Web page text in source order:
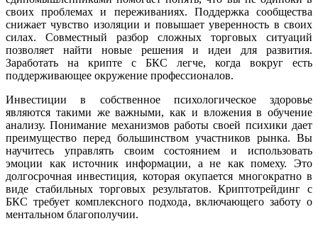
своих проблемах и переживаниях. Поддержка сообщества
снижает чувство изоляции и повышает уверенность в своих
силах. Совместный разбор сложных торговых ситуаций
позволяет найти новые решения и идеи для развития.
Заработать на крипте с БКС легче, когда вокруг есть
поддерживающее окружение профессионалов.
Инвестиции в собственное психологическое здоровье
являются такими же важными, как и вложения в обучение
анализу. Понимание механизмов работы своей психики дает
преимущество перед большинством участников рынка. Вы
научитесь управлять своим состоянием и использовать
эмоции как источник информации, а не как помеху. Это
долгосрочная инвестиция, которая окупается многократно в
виде стабильных торговых результатов. Криптотрейдинг с
БКС требует комплексного подхода, включающего заботу о
ментальном благополучии.